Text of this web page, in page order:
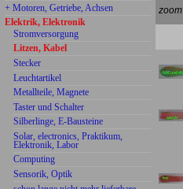
+ Motoren, Getriebe, Achsen
Elektrik, Elektronik
Stromversorgung
Litzen, Kabel
Stecker
Leuchtartikel
Metallteile, Magnete
Taster und Schalter
Silberlinge, E-Bausteine
Solar, electronics, Praktikum,
Elektronik, Labor
Computing
Sensorik, Optik
zoom